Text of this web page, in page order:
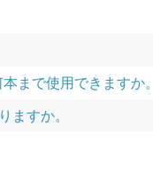
まで使用できますか。
ますか。